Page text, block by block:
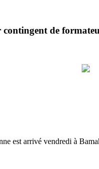
de
est arrivé vendredi à